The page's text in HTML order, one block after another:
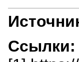
Ссылки: